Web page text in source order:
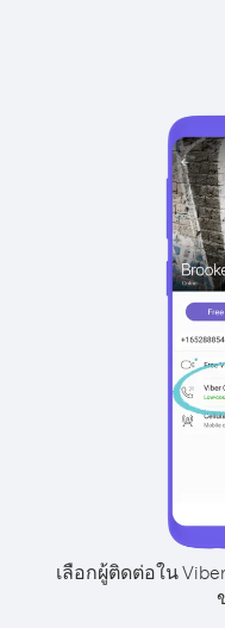
เลือกผู้ติดต่อใน